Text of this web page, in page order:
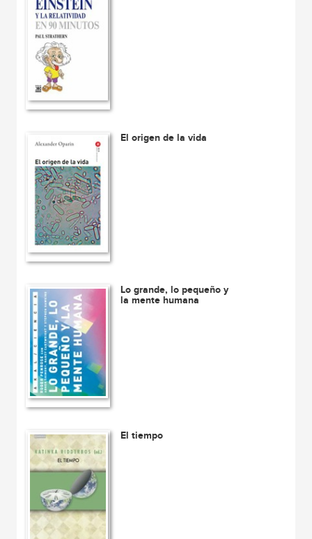
El origen de la vida
Lo grande, lo pequeño y
la mente humana
El tiempo